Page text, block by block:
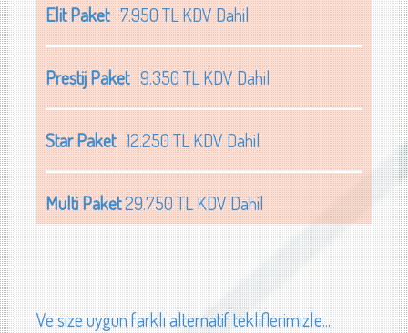
Elit Paket7.950 TL KDV Dahil
Prestij Paket9.350 TL KDV Dahil
Star Paket12.250 TL KDV Dahil
Multi Paket29.750 TL KDV Dahil
Ve size uygun farklı alternatif tekliflerimizle...